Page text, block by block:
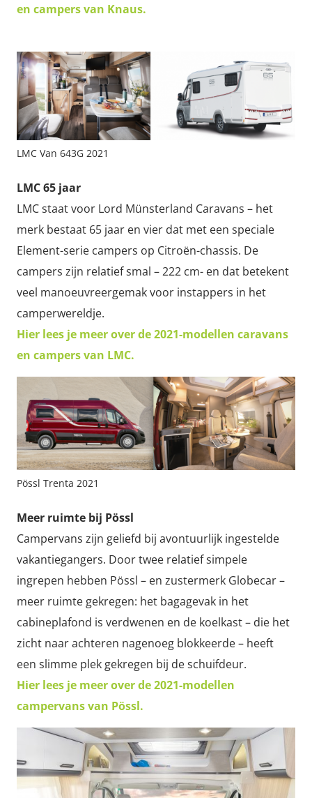
en campers van Knaus.
LMC Van 643G 2021
LMC 65 jaar
LMC staat voor Lord Münsterland Caravans – het
merk bestaat 65 jaar en vier dat met een speciale
Element-serie campers op Citroën-chassis. De
campers zijn relatief smal – 222 cm- en dat betekent
veel manoeuvreergemak voor instappers in het
camperwereldje.
Hier lees je meer over de 2021-modellen caravans
en campers van LMC.
Pössl Trenta 2021
Meer ruimte bij Pössl
Campervans zijn geliefd bij avontuurlijk ingestelde
vakantiegangers. Door twee relatief simpele
ingrepen hebben Pössl – en zustermerk Globecar –
meer ruimte gekregen: het bagagevak in het
cabineplafond is verdwenen en de koelkast – die het
zicht naar achteren nagenoeg blokkeerde – heeft
een slimme plek gekregen bij de schuifdeur.
Hier lees je meer over de 2021-modellen
campervans van Pössl.